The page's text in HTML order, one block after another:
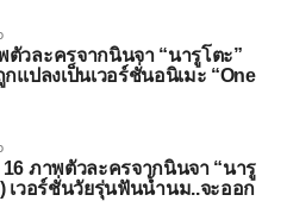
ตัวละครจากนินจา “นารูโตะ”
แปลงเป็นเวอร์ชั่นอนิเมะ “One
16 ภาพตัวละครจากนินจา “นารู
เวอร์ชั่นวัยรุ่นฟันน้ำนม..จะออก